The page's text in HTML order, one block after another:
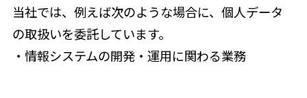
当社では、例えば次のような場合に、個人データ
の取扱いを委託しています。
・情報システムの開発・運用に関わる業務